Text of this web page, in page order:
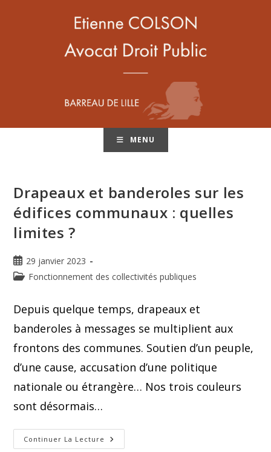
MENU
Drapeaux et banderoles sur les
édifices communaux : quelles
limites ?
29 janvier 2023
Fonctionnement des collectivités publiques
Depuis quelque temps, drapeaux et
banderoles à messages se multiplient aux
frontons des communes. Soutien d’un peuple,
d’une cause, accusation d’une politique
nationale ou étrangère… Nos trois couleurs
sont désormais…
Continuer La Lecture